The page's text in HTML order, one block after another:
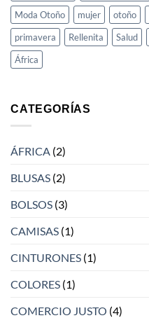
Moda Otoño mujer otoño
primavera
Rellenita Salud
África
CATEGORÍAS
ÁFRICA (2)
BLUSAS (2)
BOLSOS (3)
CAMISAS (1)
CINTURONES (1)
COLORES (1)
COMERCIO JUSTO (4)